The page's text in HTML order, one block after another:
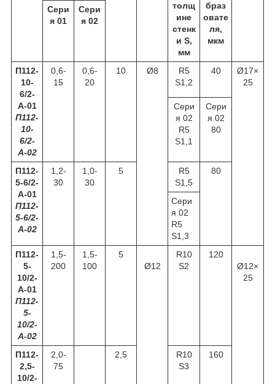
толщ
ине
стенк
и S,
мм
браз
овате
ля,
мкм
Сери
я 01
Сери
я 02
П112-
10-
6/2-
А-01
П112-
10-
6/2-
А-02
0,6-
15
0,6-
20
10 Ø8
R5
S1,2
40
Ø17×
25
Сери
я 02
R5
S1,1
Сери
я 02
80
П112-
5-6/2-
А-01
П112-
5-6/2-
А-02
1,2-
30
1,0-
30
5
R5
S1,5
80
Сери
я 02
R5
S1,3
П112-
5-
10/2-
А-01
П112-
5-
10/2-
А-02
1,5-
200
1,5-
100
5
Ø12
R10
S2
120
Ø12×
25
П112-
2,5-
10/2-
2,0-
75
2,5
R10
S3
160